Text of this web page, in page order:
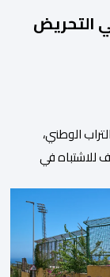
التحريض
الوطني،
للاشتباه في
تداولها عبر
مواقع التواصل الاجتماعي تحت اسم ما بات يعرف بـ” Genz212
[…]